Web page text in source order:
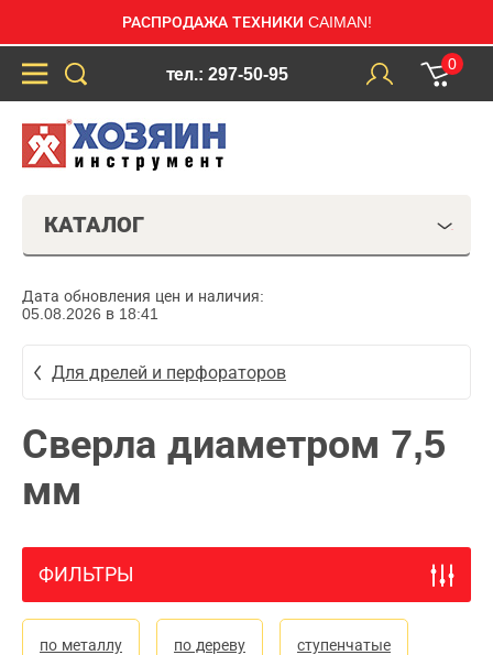
РАСПРОДАЖА ТЕХНИКИ CAIMAN!
тел.: 297-50-95
0
КАТАЛОГ
Дата обновления цен и наличия:
05.08.2026 в 18:41
Для дрелей и перфораторов
Сверла диаметром 7,5
мм
ФИЛЬТРЫ
по металлу по дереву ступенчатые